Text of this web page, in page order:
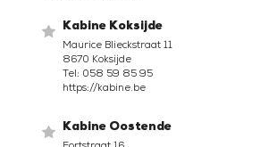
Kabine Koksijde
Maurice Blieckstraat 11
8670 Koksijde
Tel: 058 59 85 95
https://kabine.be
Kabine Oostende